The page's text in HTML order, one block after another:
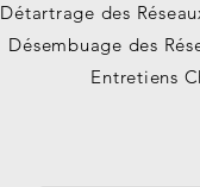
Détartrage des
Désembuage des
Entretiens